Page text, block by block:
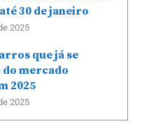
30 de janeiro
2025
que já se
mercado
2025
2025